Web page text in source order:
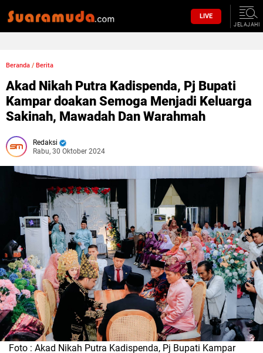
LIVE
JELAJAHI
Beranda / Berita
Akad Nikah Putra Kadispenda, Pj Bupati
Kampar doakan Semoga Menjadi Keluarga
Sakinah, Mawadah Dan Warahmah
Redaksi
Rabu, 30 Oktober 2024
Foto : Akad Nikah Putra Kadispenda, Pj Bupati Kampar